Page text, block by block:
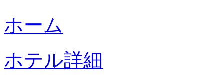
ホーム
ホテル詳細